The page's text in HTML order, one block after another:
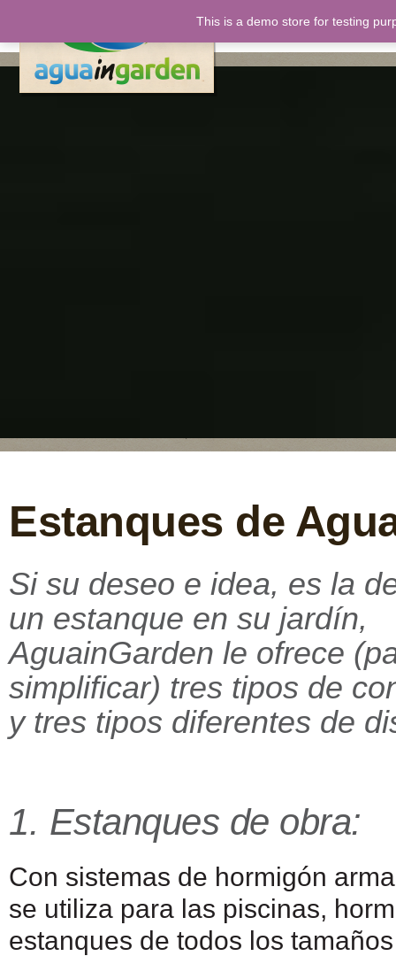
Estanques de
Si su deseo e idea, es la
un estanque en su jardín,
AguainGarden le ofrece
simplificar) tres tipos de
y tres tipos diferentes de
1. Estanques de obra:
Con sistemas de hormigón
se utiliza para las piscinas,
estanques de todos los
This is a demo store for testing